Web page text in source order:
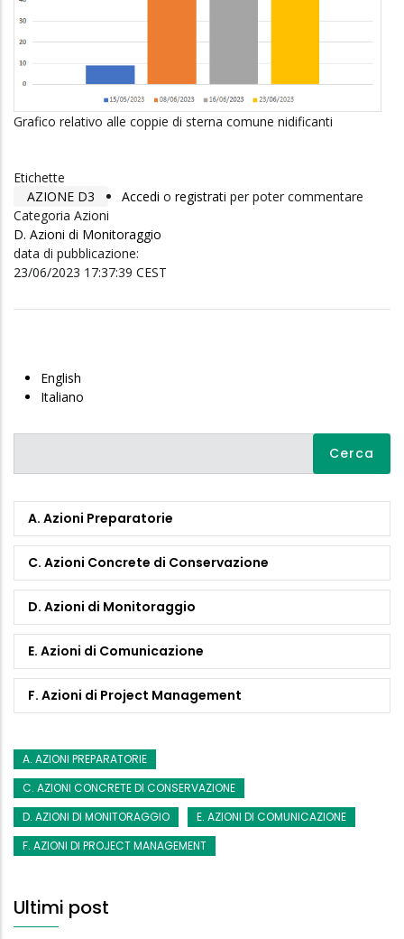
Grafico relativo alle coppie di sterna comune nidificanti
Etichette
AZIONE D3
Accedi o registrati per poter commentare
Categoria Azioni
D. Azioni di Monitoraggio
data di pubblicazione:
23/06/2023 17:37:39 CEST
English
Italiano
A. Azioni Preparatorie
C. Azioni Concrete di Conservazione
D. Azioni di Monitoraggio
E. Azioni di Comunicazione
F. Azioni di Project Management
A. AZIONI PREPARATORIE
C. AZIONI CONCRETE DI CONSERVAZIONE
D. AZIONI DI MONITORAGGIO
E. AZIONI DI COMUNICAZIONE
F. AZIONI DI PROJECT MANAGEMENT
Ultimi post